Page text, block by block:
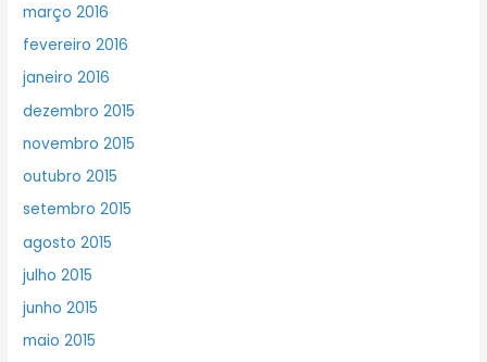
março 2016
fevereiro 2016
janeiro 2016
dezembro 2015
novembro 2015
outubro 2015
setembro 2015
agosto 2015
julho 2015
junho 2015
maio 2015